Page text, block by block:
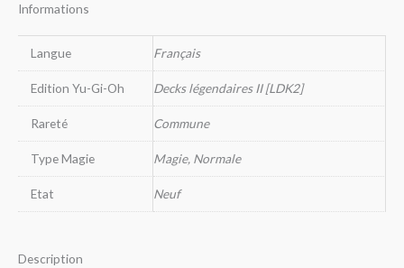
Informations
Langue Français
Edition Yu-Gi-Oh Decks légendaires II [LDK2]
Rareté Commune
Type Magie Magie, Normale
Etat Neuf
Description